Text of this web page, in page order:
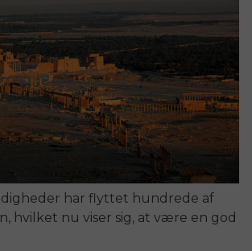
har flyttet hundrede af
hvilket nu viser sig, at være en god